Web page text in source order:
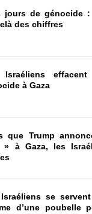
jours de génocide :
des chiffres
Israéliens
à Gaza
que Trump
» à Gaza, les
se
d’une poubelle